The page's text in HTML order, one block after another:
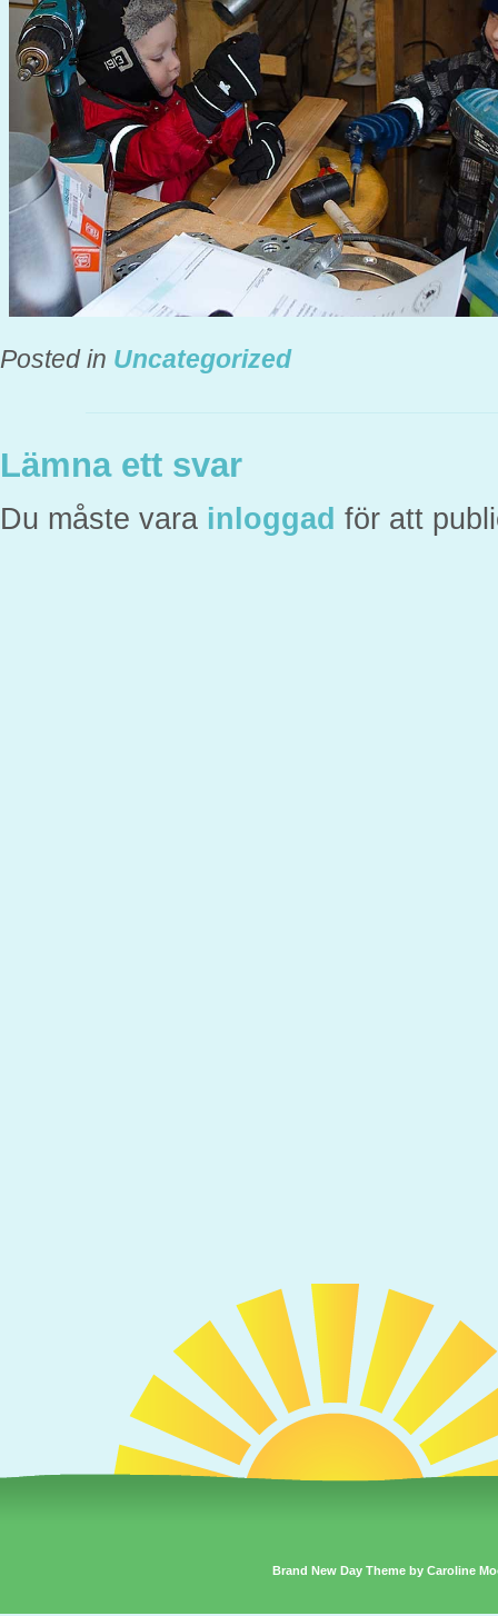
Posted in Uncategorized
Lämna ett svar
Du måste vara inloggad för att
Brand New Day Theme by Caroline